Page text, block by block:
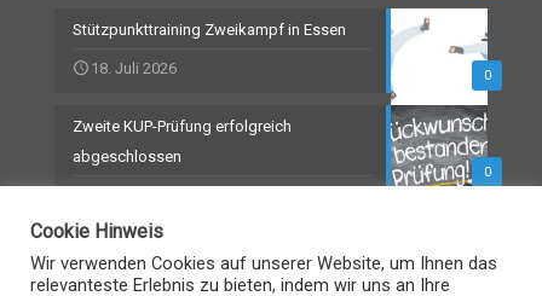
0
Stützpunkttraining Zweikampf in Essen
18. Juli 2026
0
Zweite KUP-Prüfung erfolgreich
abgeschlossen
Cookie Hinweis
Wir verwenden Cookies auf unserer Website, um Ihnen das
relevanteste Erlebnis zu bieten, indem wir uns an Ihre